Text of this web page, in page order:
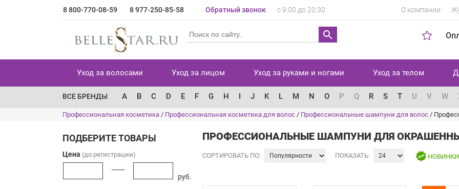
8 800-770-08-59 8 977-250-85-58 Обратный звонок с 9:00 до 20:30 О компании
Уход за волосами Уход за лицом Уход за руками и ногами Уход за телом
ВСЕ БРЕНДЫ A B C D E F G H I J K L M N O P Q R S T U V W
Профессиональная косметика / Профессиональная косметика для волос / Профессиональные шампуни для волос /
ПОДБЕРИТЕ ТОВАРЫ
Цена (до регистрации)
руб.
ПРОФЕССИОНАЛЬНЫЕ ШАМПУНИ ДЛЯ
СОРТИРОВАТЬ ПО: ПОКАЗАТЬ: НОВИНКИ